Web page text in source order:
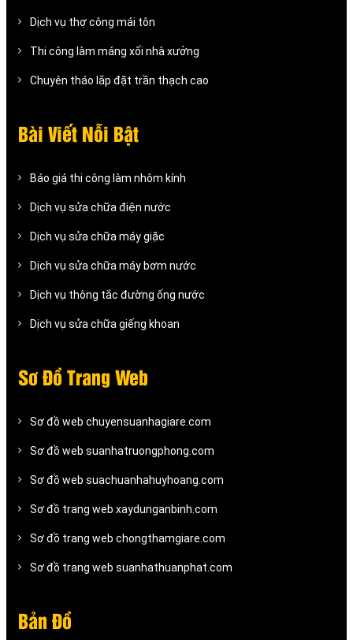
Dịch vụ thợ công mái tôn
Thi công làm máng xối nhà xưởng
Chuyên tháo lắp đặt trần thạch cao
Bài Viết Nỗi Bật
Báo giá thi công làm nhôm kính
Dịch vụ sửa chữa điện nước
Dịch vụ sửa chữa máy giặc
Dịch vụ sửa chữa máy bơm nước
Dịch vụ thông tắc đường ống nước
Dịch vụ sửa chữa giếng khoan
Sơ Đồ Trang Web
Sơ đồ web chuyensuanhagiare.com
Sơ đồ web suanhatruongphong.com
Sơ đồ web suachuanhahuyhoang.com
Sơ đồ trang web xaydunganbinh.com
Sơ đồ trang web chongthamgiare.com
Sơ đồ trang web suanhathuanphat.com
Bản Đồ